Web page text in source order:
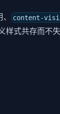
content-
样式共存而不失